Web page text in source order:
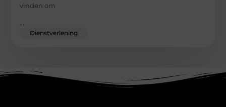
vinden om
Dienstverlening